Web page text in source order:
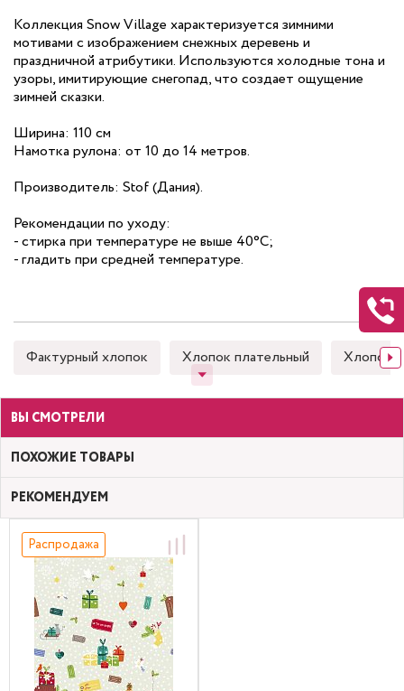
Коллекция Snow Village характеризуется зимними
мотивами с изображением снежных деревень и
праздничной атрибутики. Используются холодные тона и
узоры, имитирующие снегопад, что создает ощущение
зимней сказки.
Ширина: 110 см
Намотка рулона: от 10 до 14 метров.
Производитель: Stof (Дания).
Рекомендации по уходу:
- стирка при температуре не выше 40°C;
- гладить при средней температуре.
Фактурный хлопок Хлопок плательный Хлопок
ВЫ СМОТРЕЛИ
ПОХОЖИЕ ТОВАРЫ
РЕКОМЕНДУЕМ
Распродажа